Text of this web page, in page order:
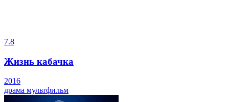
7.8
Жизнь кабачка
2016
драма мультфильм